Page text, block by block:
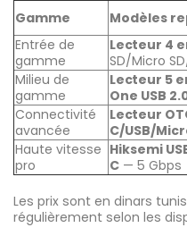
Gamme Modèles
Entrée de
gamme
Lecteur 4
SD/Micro
Milieu de
gamme
Lecteur 5
One USB
Connectivité
avancée
Lecteur
C/USB/
Haute vitesse
pro
Hiksemi
C — 5 Gbps
Les prix sont en dinars
régulièrement selon les